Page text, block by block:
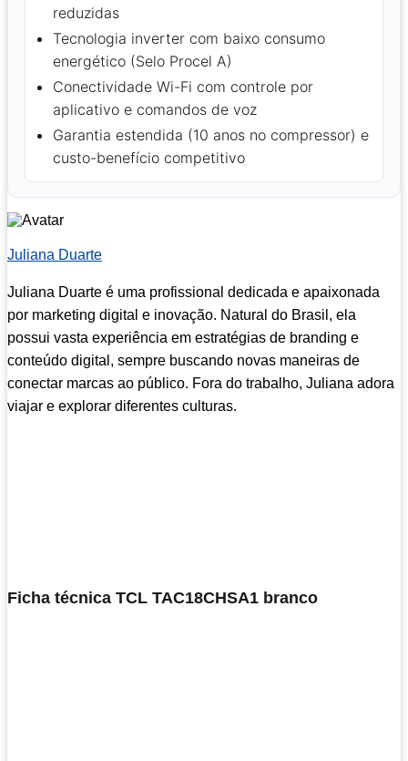
reduzidas
Tecnologia inverter com baixo consumo
energético (Selo Procel A)
Conectividade Wi-Fi com controle por
aplicativo e comandos de voz
Garantia estendida (10 anos no compressor) e
custo-benefício competitivo
Juliana Duarte
Juliana Duarte é uma profissional dedicada e apaixonada
por marketing digital e inovação. Natural do Brasil, ela
possui vasta experiência em estratégias de branding e
conteúdo digital, sempre buscando novas maneiras de
conectar marcas ao público. Fora do trabalho, Juliana adora
viajar e explorar diferentes culturas.
Ficha técnica TCL TAC18CHSA1 branco